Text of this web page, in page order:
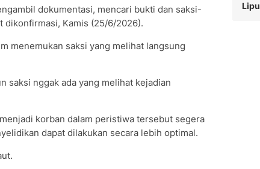
dokumentasi, mencari bukti dan saksi-
dikonfirmasi, Kamis (25/6/2026).
menemukan saksi yang melihat langsung
saksi nggak ada yang melihat kejadian
korban dalam peristiwa tersebut segera
dapat dilakukan secara lebih optimal.